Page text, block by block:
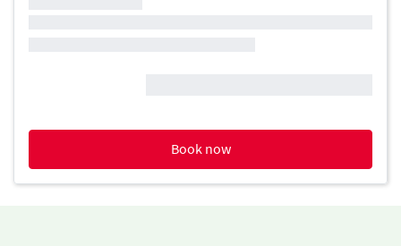
Book now